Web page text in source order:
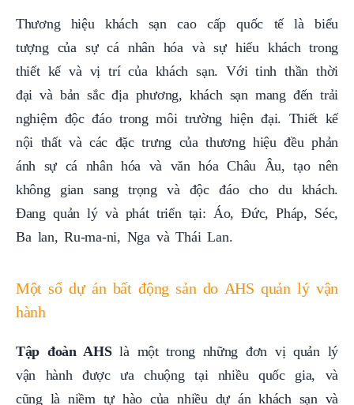
Thương hiệu khách sạn cao cấp quốc tế là biểu
tượng của sự cá nhân hóa và sự hiếu khách trong
thiết kế và vị trí của khách sạn. Với tinh thần thời
đại và bản sắc địa phương, khách sạn mang đến trải
nghiệm độc đáo trong môi trường hiện đại. Thiết kế
nội thất và các đặc trưng của thương hiệu đều phản
ánh sự cá nhân hóa và văn hóa Châu Âu, tạo nên
không gian sang trọng và độc đáo cho du khách.
Đang quản lý và phát triển tại: Áo, Đức, Pháp, Séc,
Ba lan, Ru-ma-ni, Nga và Thái Lan.
Một số dự án bất động sản do AHS quản lý vận
hành
Tập đoàn AHSlà một trong những đơn vị quản lý
vận hành được ưa chuộng tại nhiều quốc gia, và
cũng là niềm tự hào của nhiều dự án khách sạn và